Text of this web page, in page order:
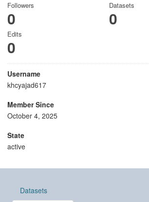
Followers
0
Datasets
0
Edits
0
Username
khcyajad617
Member Since
October 4, 2025
State
active
Datasets